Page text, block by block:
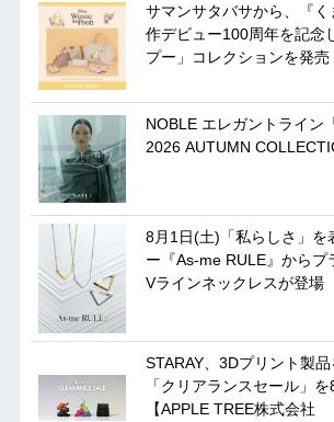
サマンサタバサから、『
作デビュー100周年を記念
プー」コレクションを発売
NOBLE エレガントライン
2026 AUTUMN
8月1日(土)「私らしさ」を
ー『As-me RULE』からプ
Vラインネックレスが登場
STARAY、3Dプリント製
「クリアランスセール」
【APPLE TREE株式会社